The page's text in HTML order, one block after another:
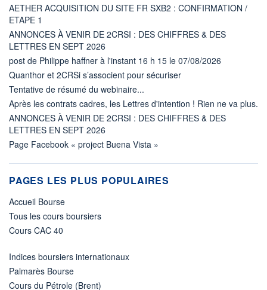
AETHER ACQUISITION DU SITE FR SXB2 : CONFIRMATION /
ETAPE 1
ANNONCES À VENIR DE 2CRSI : DES CHIFFRES & DES
LETTRES EN SEPT 2026
post de Philippe haffner à l'instant 16 h 15 le 07/08/2026
Quanthor et 2CRSi s’associent pour sécuriser
Tentative de résumé du webinaire...
Après les contrats cadres, les Lettres d'intention ! Rien ne va plus.
ANNONCES À VENIR DE 2CRSI : DES CHIFFRES & DES
LETTRES EN SEPT 2026
Page Facebook « project Buena Vista »
PAGES LES PLUS POPULAIRES
Accueil Bourse
Tous les cours boursiers
Cours CAC 40
Indices boursiers internationaux
Palmarès Bourse
Cours du Pétrole (Brent)